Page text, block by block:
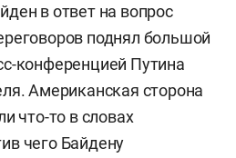
в ответ на вопрос
поднял большой
конференцией Путина
Американская сторона
что-то в словах
чего Байдену